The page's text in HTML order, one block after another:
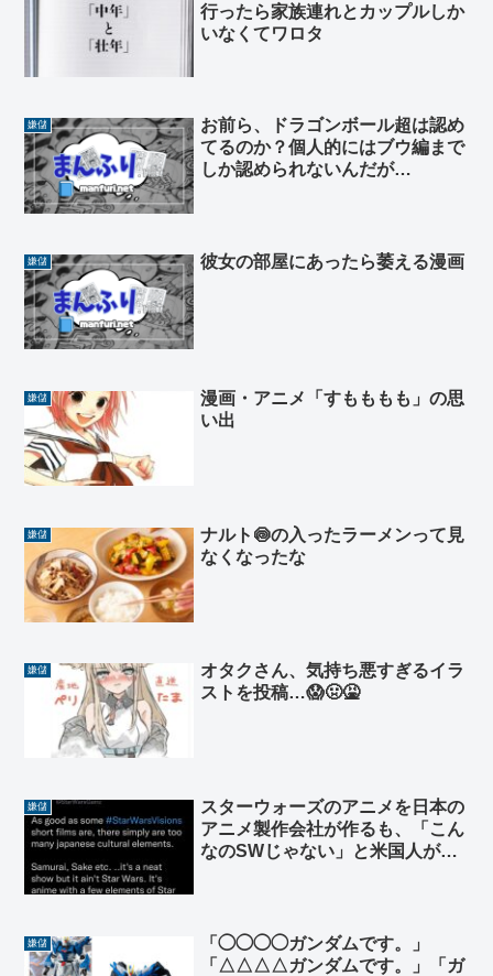
行ったら家族連れとカップルしか
いなくてワロタ
嫌儲
お前ら、ドラゴンボール超は認め
てるのか？個人的にはブウ編まで
しか認められないんだが…
嫌儲 彼女の部屋にあったら萎える漫画
嫌儲
漫画・アニメ「すもももも」の思
い出
嫌儲
ナルト🍥の入ったラーメンって見
なくなったな
嫌儲
オタクさん、気持ち悪すぎるイラ
ストを投稿…😱🤢🤮
嫌儲
スターウォーズのアニメを日本の
アニメ製作会社が作るも、「こん
なのSWじゃない」と米国人が激
嫌儲
「◯◯◯◯ガンダムです。」
「△△△△ガンダムです。」「ガ